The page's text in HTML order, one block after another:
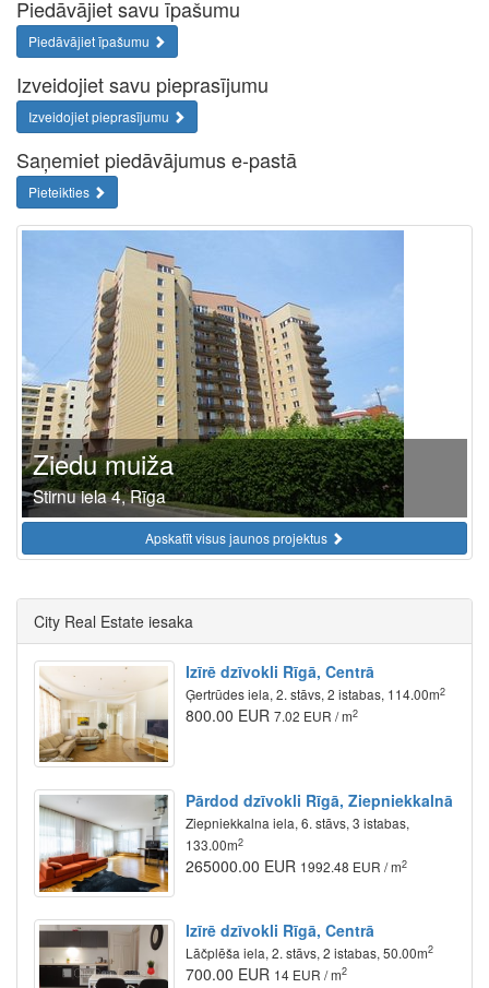
Piedāvājiet savu īpašumu
Piedāvājiet īpašumu
Izveidojiet savu pieprasījumu
Izveidojiet pieprasījumu
Saņemiet piedāvājumus e-pastā
Pieteikties
Ziedu muiža
Stirnu iela 4, Rīga
Apskatīt visus jaunos projektus
City Real Estate iesaka
Izīrē dzīvokli Rīgā, Centrā
Ģertrūdes iela, 2. stāvs, 2 istabas, 114.00m2
800.00 EUR 7.02 EUR / m2
Pārdod dzīvokli Rīgā, Ziepniekkalnā
Ziepniekkalna iela, 6. stāvs, 3 istabas,
133.00m2
265000.00 EUR 1992.48 EUR / m2
Izīrē dzīvokli Rīgā, Centrā
Lāčplēša iela, 2. stāvs, 2 istabas, 50.00m2
700.00 EUR 14 EUR / m2